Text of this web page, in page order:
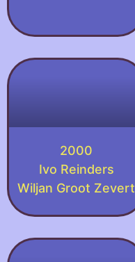
2000
Ivo Reinders
Wiljan Groot Zevert